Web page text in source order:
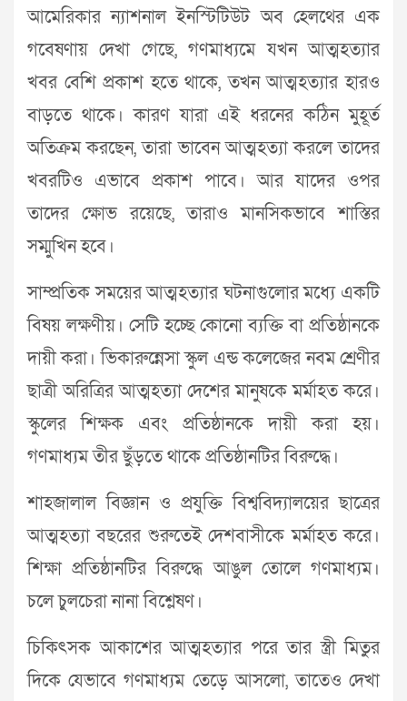
আমেরিকার ন্যাশনাল ইনস্টিটিউট অব হেলথের এক
গবেষণায় দেখা গেছে, গণমাধ্যমে যখন আত্মহত্যার
খবর বেশি প্রকাশ হতে থাকে, তখন আত্মহত্যার হারও
বাড়তে থাকে। কারণ যারা এই ধরনের কঠিন মুহূর্ত
অতিক্রম করছেন, তারা ভাবেন আত্মহত্যা করলে তাদের
খবরটিও এভাবে প্রকাশ পাবে। আর যাদের ওপর
তাদের ক্ষোভ রয়েছে, তারাও মানসিকভাবে শাস্তির
সম্মুখিন হবে।
সাম্প্রতিক সময়ের আত্মহত্যার ঘটনাগুলোর মধ্যে একটি
বিষয় লক্ষণীয়। সেটি হচ্ছে কোনো ব্যক্তি বা প্রতিষ্ঠানকে
দায়ী করা। ভিকারুন্নেসা স্কুল এন্ড কলেজের নবম শ্রেণীর
ছাত্রী অরিত্রির আত্মহত্যা দেশের মানুষকে মর্মাহত করে।
স্কুলের শিক্ষক এবং প্রতিষ্ঠানকে দায়ী করা হয়।
গণমাধ্যম তীর ছুঁড়তে থাকে প্রতিষ্ঠানটির বিরুদ্ধে।
শাহজালাল বিজ্ঞান ও প্রযুক্তি বিশ্ববিদ্যালয়ের ছাত্রের
আত্মহত্যা বছরের শুরুতেই দেশবাসীকে মর্মাহত করে।
শিক্ষা প্রতিষ্ঠানটির বিরুদ্ধে আঙুল তোলে গণমাধ্যম।
চলে চুলচেরা নানা বিশ্লেষণ।
চিকিৎসক আকাশের আত্মহত্যার পরে তার স্ত্রী মিতুর
দিকে যেভাবে গণমাধ্যম তেড়ে আসলো, তাতেও দেখা